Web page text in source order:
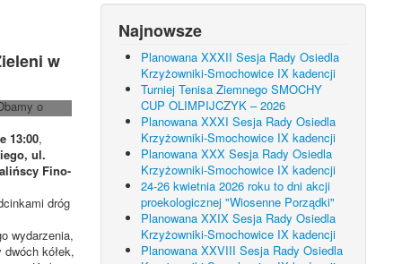
w
o
13:00,
ul.
Fino-
dróg
wydarzenia,
kółek,
Najnowsze
Planowana XXXII Sesja Rady Osiedla
Krzyżowniki-Smochowice IX kadencji
Turniej Tenisa Ziemnego SMOCHY
CUP OLIMPIJCZYK – 2026
Planowana XXXI Sesja Rady Osiedla
Krzyżowniki-Smochowice IX kadencji
Planowana XXX Sesja Rady Osiedla
Krzyżowniki-Smochowice IX kadencji
24-26 kwietnia 2026 roku to dni akcji
proekologicznej "Wiosenne Porządki"
Planowana XXIX Sesja Rady Osiedla
Krzyżowniki-Smochowice IX kadencji
Planowana XXVIII Sesja Rady Osiedla